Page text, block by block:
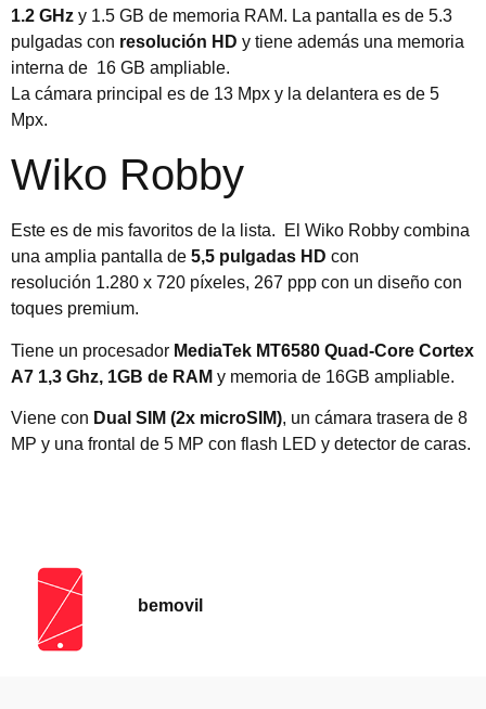
1.2 GHz y 1.5 GB de memoria RAM. La pantalla es de 5.3
pulgadas con resolución HD y tiene además una memoria
interna de 16 GB ampliable.
La cámara principal es de 13 Mpx y la delantera es de 5
Mpx.
Wiko Robby
Este es de mis favoritos de la lista. El Wiko Robby combina
una amplia pantalla de 5,5 pulgadas HD con
resolución 1.280 x 720 píxeles, 267 ppp con un diseño con
toques premium.
Tiene un procesador MediaTek MT6580 Quad-Core Cortex
A7 1,3 Ghz, 1GB de RAM y memoria de 16GB ampliable.
Viene con Dual SIM (2x microSIM), un cámara trasera de 8
MP y una frontal de 5 MP con flash LED y detector de caras.
bemovil